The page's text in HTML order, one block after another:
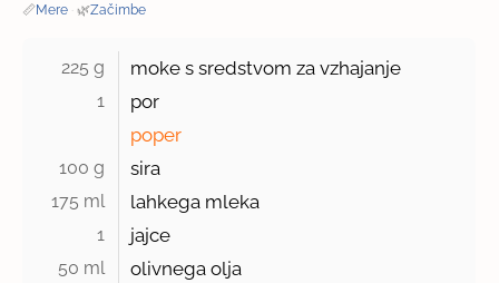
📏Mere · 🌿Začimbe
225 g moke s sredstvom za vzhajanje
1
por
poper
100 g sira
175 ml lahkega mleka
1 jajce
50 ml olivnega olja